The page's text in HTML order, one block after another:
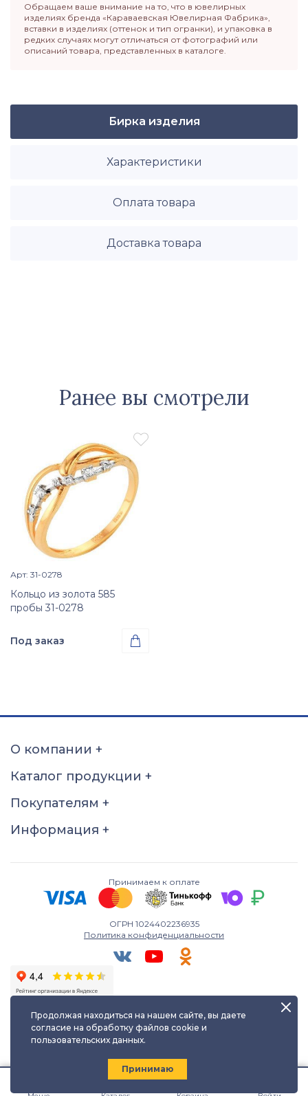
Обращаем ваше внимание на то, что в ювелирных
изделиях бренда «Караваевская Ювелирная Фабрика»,
вставки в изделиях (оттенок и тип огранки), и упаковка в
редких случаях могут отличаться от фотографий или
описаний товара, представленных в каталоге.
Бирка изделия
Характеристики
Оплата товара
Доставка товара
Ранее вы смотрели

 Просмотр изделия
Арт: 31-0278
Кольцо из золота 585
пробы 31-0278
Под заказ 
15 15,5 16
16,5
25,5
О компании +
Каталог продукции +
Покупателям +
Информация +
Принимаем к оплате
ОГРН 1024402236935
Политика конфиденциальности
Любое использование либо копирование материалов сайта
kayuf.ru| © КаЮФ , 2013-2026
Продолжая находиться на нашем сайте, вы даете
согласие на обработку файлов cookie и
пользовательских данных.
Принимаю